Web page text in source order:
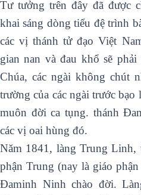
Tư tưởng trên đây đã được
khai sáng dòng tiểu đệ trình
các vị thánh tử đạo Việt
gian nan và đau khổ sẽ
Chúa, các ngài không chút
trường của các ngài trước
muôn đời ca tụng. thánh
các vị oai hùng đó.
Năm 1841, làng Trung
phận Trung (nay là giáo
Đaminh Ninh chào đời.